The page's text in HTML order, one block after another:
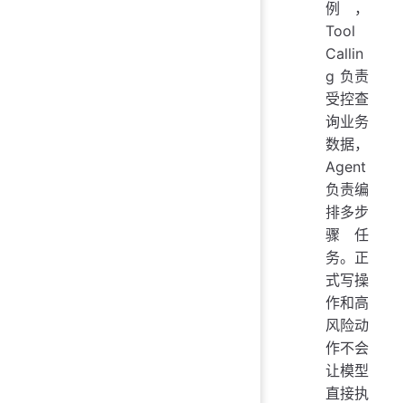
例，
Tool
Callin
g 负责
受控查
询业务
数据，
Agent
负责编
排多步
骤任
务。正
式写操
作和高
风险动
作不会
让模型
直接执